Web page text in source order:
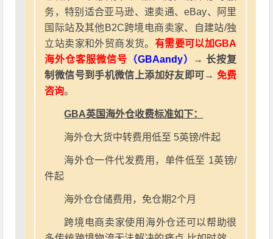
务，特别适合亚马逊、速卖通、eBay、阿里
国际站及其他B2C跨境电商卖家、自建站/独
立站卖家和外贸商发货。 有需要可以加GBA
海外仓客服微信号 （GBAandy）
→ 长按复
制微信号到手机微信上添加好友即可→ 免费
咨询。
GBA英国海外仓收费标准如下：
海外仓大货中转费用低至 5英镑/件起
海外仓一件代发费用，单件低至 1英镑/
件起
海外仓仓储费用，免仓期2个月
跨境电商卖家使用海外仓还可以帮助很